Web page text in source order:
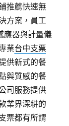
推薦快速無
方案，員工
應器與計量儀
業台中支票
供新式的餐
與質感的餐
司 服務提供
業界深耕的
票都有所謂